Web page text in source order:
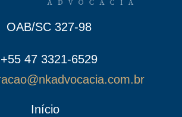
OAB/SC 327-98
+55 47 3321-6529
Início